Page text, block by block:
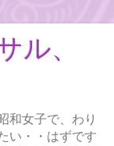
ル、
和女子で、わり
い・・はずです